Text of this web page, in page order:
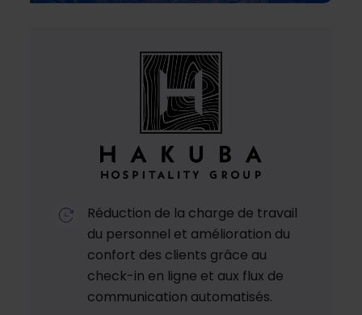
Réduction de la charge de travail
du personnel et amélioration du
confort des clients grâce au
check-in en ligne et aux flux de
communication automatisés.